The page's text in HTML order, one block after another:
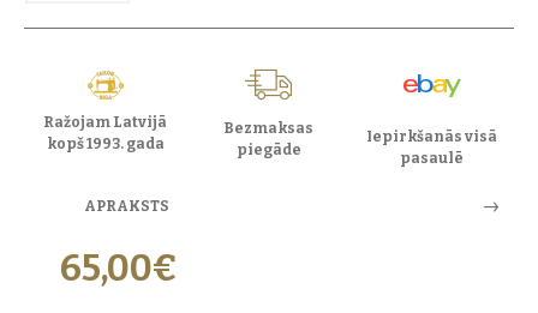
Ražojam Latvijā
kopš 1993. gada
Bezmaksas
piegāde
Iepirkšanās visā
pasaulē
APRAKSTS
65,00€